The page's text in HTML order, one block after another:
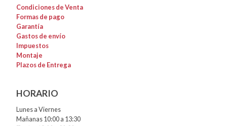
Condiciones de Venta
Formas de pago
Garantía
Gastos de envío
Impuestos
Montaje
Plazos de Entrega
HORARIO
Lunes a Viernes
Mañanas 10:00 a 13:30